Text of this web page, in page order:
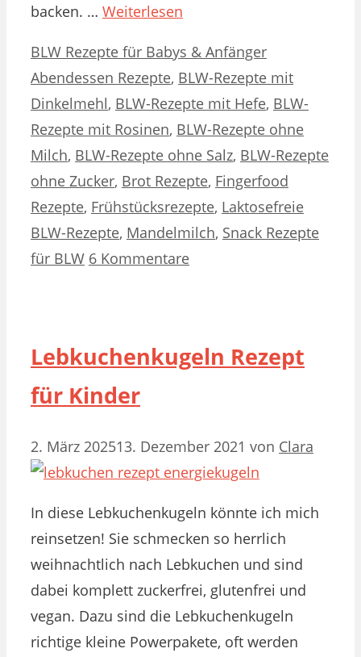
backen. … Weiterlesen
Kategorien
BLW Rezepte für Babys & AnfängerSchlagwörter
Abendessen Rezepte, BLW-Rezepte mit
Dinkelmehl, BLW-Rezepte mit Hefe, BLW-
Rezepte mit Rosinen, BLW-Rezepte ohne
Milch, BLW-Rezepte ohne Salz, BLW-Rezepte
ohne Zucker, Brot Rezepte, Fingerfood
Rezepte, Frühstücksrezepte, Laktosefreie
BLW-Rezepte, Mandelmilch, Snack Rezepte
für BLW 6 Kommentare
Lebkuchenkugeln Rezept
für Kinder
2. März 202513. Dezember 2021 von Clara
In diese Lebkuchenkugeln könnte ich mich
reinsetzen! Sie schmecken so herrlich
weihnachtlich nach Lebkuchen und sind
dabei komplett zuckerfrei, glutenfrei und
vegan. Dazu sind die Lebkuchenkugeln
richtige kleine Powerpakete, oft werden